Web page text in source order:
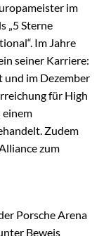
im
„5 Sterne
Im Jahre
seiner Karriere:
und im Dezember
für High
einem
Zudem
zum
Porsche Arena
Beweis